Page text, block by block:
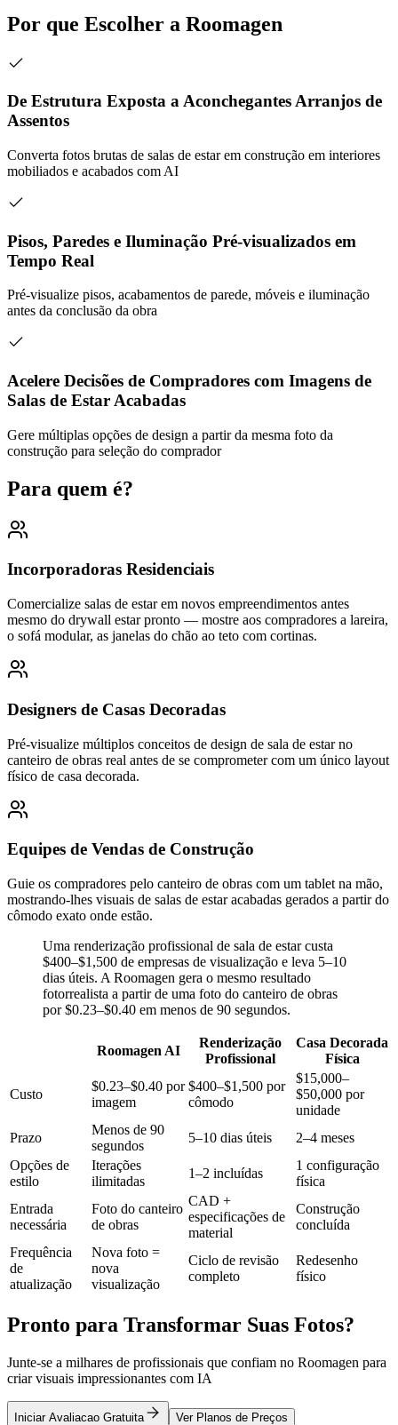
Por que Escolher a Roomagen
De Estrutura Exposta a Aconchegantes Arranjos de
Assentos
Converta fotos brutas de salas de estar em construção em interiores
mobiliados e acabados com AI
Pisos, Paredes e Iluminação Pré-visualizados em
Tempo Real
Pré-visualize pisos, acabamentos de parede, móveis e iluminação
antes da conclusão da obra
Acelere Decisões de Compradores com Imagens de
Salas de Estar Acabadas
Gere múltiplas opções de design a partir da mesma foto da
construção para seleção do comprador
Para quem é?
Incorporadoras Residenciais
Comercialize salas de estar em novos empreendimentos antes
mesmo do drywall estar pronto — mostre aos compradores a lareira,
o sofá modular, as janelas do chão ao teto com cortinas.
Designers de Casas Decoradas
Pré-visualize múltiplos conceitos de design de sala de estar no
canteiro de obras real antes de se comprometer com um único layout
físico de casa decorada.
Equipes de Vendas de Construção
Guie os compradores pelo canteiro de obras com um tablet na mão,
mostrando-lhes visuais de salas de estar acabadas gerados a partir do
cômodo exato onde estão.
Uma renderização profissional de sala de estar custa
$400–$1,500 de empresas de visualização e leva 5–10
dias úteis. A Roomagen gera o mesmo resultado
fotorrealista a partir de uma foto do canteiro de obras
por $0.23–$0.40 em menos de 90 segundos.
Roomagen AI
Renderização
Profissional
Casa Decorada
Física
Custo
$0.23–$0.40 por
imagem
$400–$1,500 por
cômodo
$15,000–
$50,000 por
unidade
Prazo
Menos de 90
segundos
5–10 dias úteis
2–4 meses
Opções de
estilo
Iterações
ilimitadas
1–2 incluídas
1 configuração
física
Entrada
necessária
Foto do canteiro
de obras
CAD +
especificações de
material
Construção
concluída
Frequência
de
atualização
Nova foto =
nova
visualização
Ciclo de revisão
completo
Redesenho
físico
Pronto para Transformar Suas Fotos?
Junte-se a milhares de profissionais que confiam no Roomagen para
criar visuais impressionantes com IA
Iniciar Avaliacao Gratuita Ver Planos de Preços